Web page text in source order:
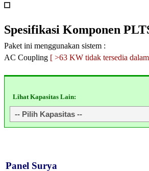
Spesifikasi Komponen
Paket ini menggunakan sistem :
AC Coupling [ >63 KW tidak tersedia
Lihat Kapasitas Lain:
Panel Surya